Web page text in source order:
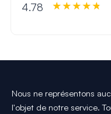
4.78
Nous ne représentons
l'objet de notre service.